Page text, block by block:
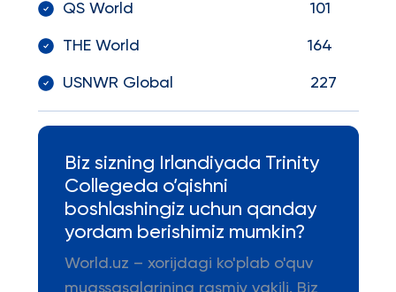
QS World 101
THE World 164
USNWR Global 227
Biz sizning Irlandiyada Trinity
Collegeda o’qishni
boshlashingiz uchun qanday
yordam berishimiz mumkin?
World.uz – xorijdagi ko'plab o'quv
muassasalarining rasmiy vakili. Biz